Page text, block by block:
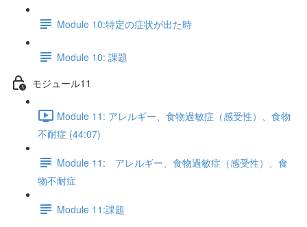
Module 10:特定の症状が出た時
Module 10: 課題
モジュール11
Module 11: アレルギー、食物過敏症（感受性）、食物
不耐症 (44:07)
Module 11: アレルギー、食物過敏症（感受性）、食
物不耐症
Module 11:課題